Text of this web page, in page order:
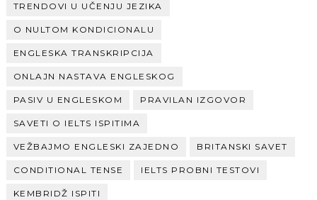
TRENDOVI U UČENJU JEZIKA
O NULTOM KONDICIONALU
ENGLESKA TRANSKRIPCIJA
ONLAJN NASTAVA ENGLESKOG
PASIV U ENGLESKOM PRAVILAN IZGOVOR
SAVETI O IELTS ISPITIMA
VEŽBAJMO ENGLESKI ZAJEDNO BRITANSKI SAVET
CONDITIONAL TENSE IELTS PROBNI TESTOVI
KEMBRIDŽ ISPITI